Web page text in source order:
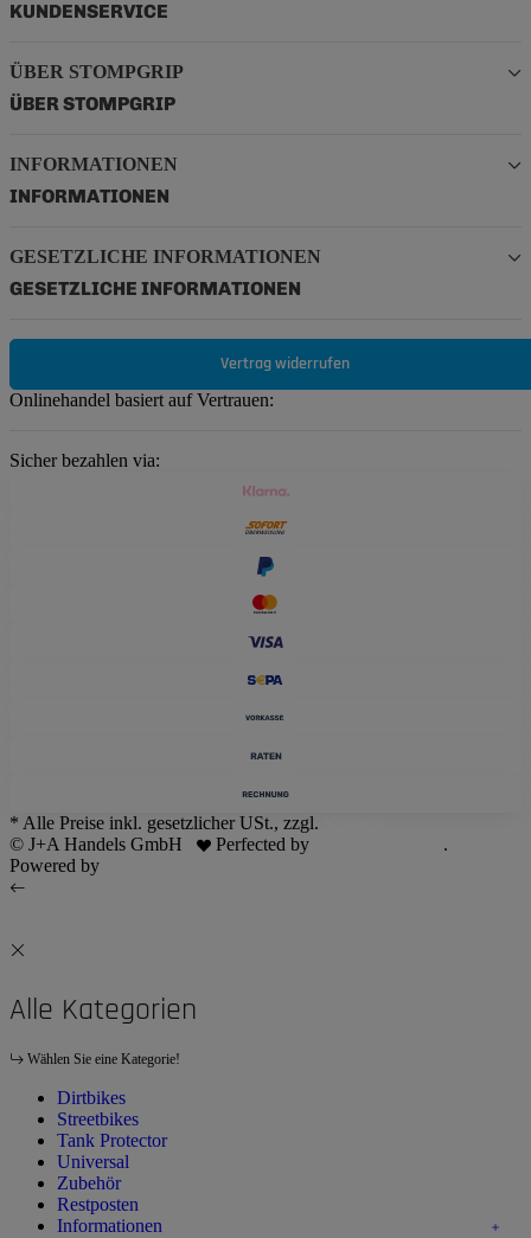
KUNDENSERVICE
ÜBER STOMPGRIP
ÜBER STOMPGRIP
INFORMATIONEN
INFORMATIONEN
GESETZLICHE INFORMATIONEN
GESETZLICHE INFORMATIONEN
Vertrag widerrufen
Onlinehandel basiert auf Vertrauen:
Sicher bezahlen via:
* Alle Preise inkl. gesetzlicher USt., zzgl.
© J+A Handels GmbH
Perfected by
.
Powered by
Alle Kategorien
Wählen Sie eine Kategorie!
Dirtbikes
Streetbikes
Tank Protector
Universal
Zubehör
Restposten
Informationen